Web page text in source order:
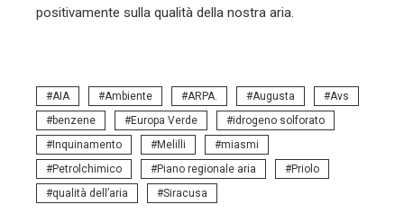
positivamente sulla qualità della nostra aria.
AIA Ambiente ARPA. Augusta
Avs
benzene
Europa Verde
idrogeno solforato
Inquinamento
Melilli
miasmi
Petrolchimico
Piano regionale aria
Priolo
qualità dell’aria
Siracusa